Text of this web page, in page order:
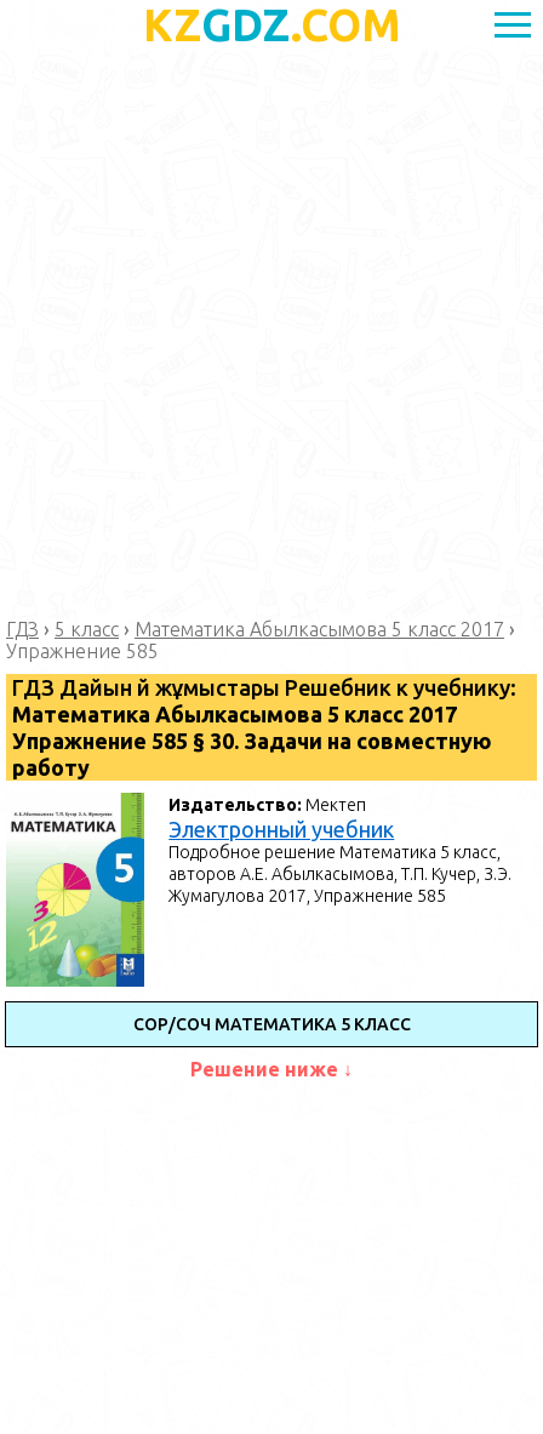
KZGDZ.COM
ГДЗ › 5 класс › Математика Абылкасымова 5 класс 2017 ›
Упражнение 585
ГДЗ Дайын үй жұмыстары Решебник к учебнику:
Математика ⁠Абылкасымова 5 класс 2017
Упражнение 585 § 30. Задачи на совместную
работу
Издательство: Мектеп
Электронный учебник
Подробное решение Математика 5 класс,
авторов А.Е. Абылкасымова, Т.П. Кучер, З.Э.
Жумагулова 2017, Упражнение 585
СОР/СОЧ МАТЕМАТИКА 5 КЛАСС
Решение ниже ↓